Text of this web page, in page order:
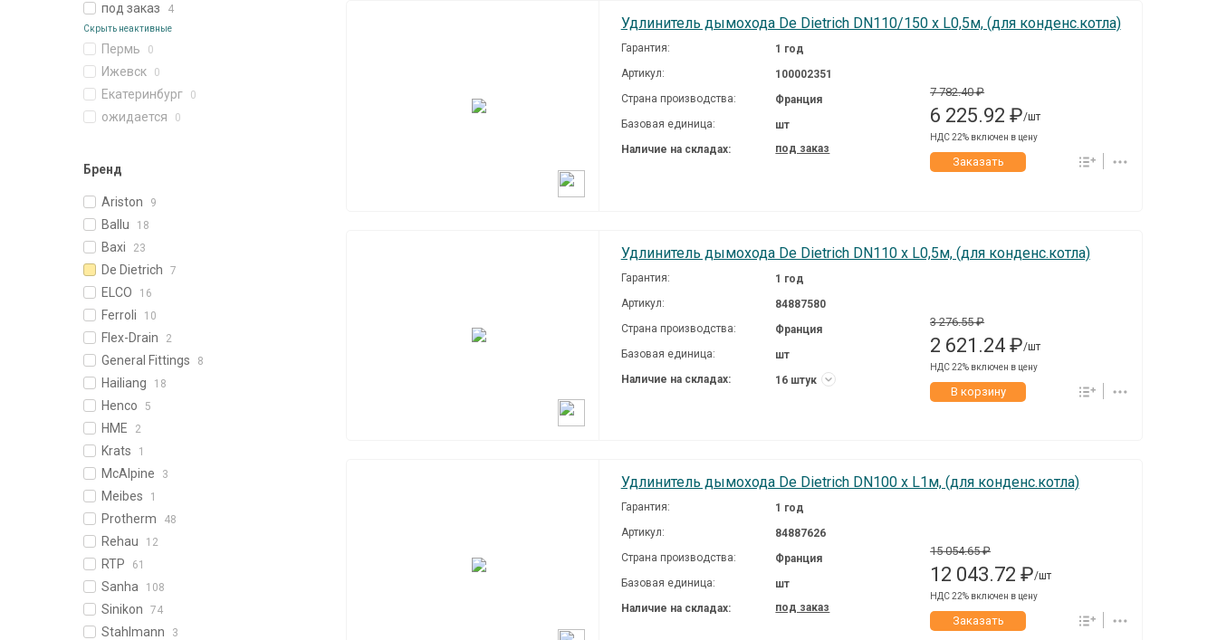
под заказ 4
Скрыть неактивные
Пермь 0
Ижевск 0
Екатеринбург 0
ожидается 0
Бренд
Ariston 9
Ballu 18
Baxi 23
De Dietrich 7
ELCO 16
Ferroli 10
Flex-Drain 2
General Fittings 8
Hailiang 18
Henco 5
HME 2
Krats 1
McAlpine 3
Meibes 1
Protherm 48
Rehau 12
RTP 61
Sanha 108
Sinikon 74
Stahlmann 3
Удлинитель дымохода De Dietrich DN110/150 x L0,5м, (для конденс.котла)
Гарантия:
1 год
Артикул:
100002351
Страна производства:
Франция
Базовая единица:
шт
Наличие на складах:
под заказ
7 782.40 ₽
6 225.92 ₽/шт
НДС 22% включен в цену
Заказать
Удлинитель дымохода De Dietrich DN110 x L0,5м, (для конденс.котла)
Гарантия:
1 год
Артикул:
84887580
Страна производства:
Франция
Базовая единица:
шт
Наличие на складах:
16 штук
3 276.55 ₽
2 621.24 ₽/шт
НДС 22% включен в цену
В корзину
Удлинитель дымохода De Dietrich DN100 x L1м, (для конденс.котла)
Гарантия:
1 год
Артикул:
84887626
Страна производства:
Франция
Базовая единица:
шт
Наличие на складах:
под заказ
15 054.65 ₽
12 043.72 ₽/шт
НДС 22% включен в цену
Заказать